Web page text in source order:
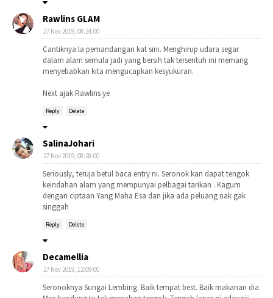
Rawlins GLAM
27 Nov 2019, 08:24:00
Cantiknya la pemandangan kat sini. Menghirup udara segar
dalam alam semula jadi yang bersih tak tersentuh ini memang
menyebabkan kita mengucapkan kesyukuran.
Next ajak Rawlins ye
Reply Delete
SalinaJohari
27 Nov 2019, 08:28:00
Seriously, teruja betul baca entry ni. Seronok kan dapat tengok
keindahan alam yang mempunyai pelbagai tarikan . Kagum
dengan ciptaan Yang Maha Esa dan jika ada peluang nak gak
singgah
Reply Delete
Decamellia
27 Nov 2019, 12:09:00
Seronoknya Sungai Lembing. Baik tempat best. Baik makanan dia.